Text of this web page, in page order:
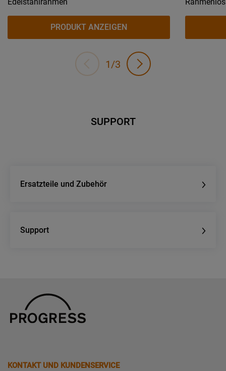
PRODUKT ANZEIGEN
1/3
SUPPORT
Ersatzteile und Zubehör
Support
KONTAKT UND KUNDENSERVICE